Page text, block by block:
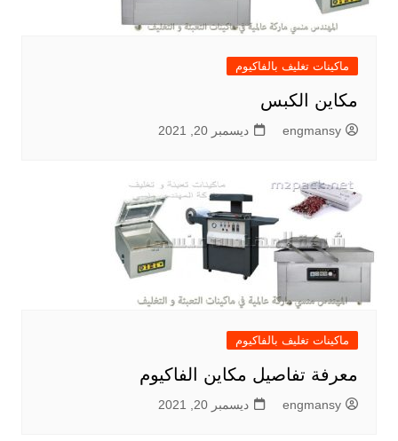
ماكينات تغليف بالفاكيوم
مكاين الكبس
engmansy ديسمبر 20, 2021
ماكينات تغليف بالفاكيوم
معرفة تفاصيل مكاين الفاكيوم
engmansy ديسمبر 20, 2021